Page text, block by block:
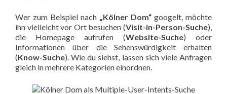
Wer zum Beispiel nach „Kölner Dom“ googelt, möchte
ihn vielleicht vor Ort besuchen (Visit-in-Person-Suche),
die Homepage aufrufen (Website-Suche) oder
Informationen über die Sehenswürdigkeit erhalten
(Know-Suche). Wie du siehst, lassen sich viele Anfragen
gleich in mehrere Kategorien einordnen.